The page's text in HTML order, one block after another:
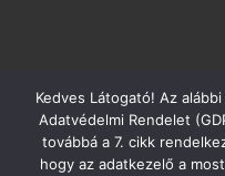
Postai csomagküldés
Bezárás
© 2014 - 2023 Kreatív
Adatvédelem
Kedves Látogató! Az
Adatvédelmi Rendelet
továbbá a 7. cikk
hogy az adatkezelő a